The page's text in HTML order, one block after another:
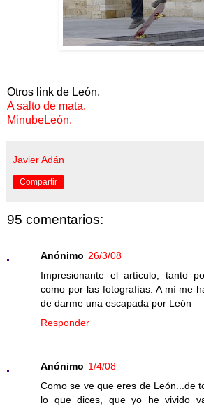
Otros link de León.
A salto de mata.
MinubeLeón.
Javier Adán
Compartir
95 comentarios:
Anónimo 26/3/08
Impresionante el artículo, tanto
como por las fotografías. A mí me
de darme una escapada por León
Responder
Anónimo 1/4/08
Como se ve que eres de León...de
lo que dices, que yo he vivido